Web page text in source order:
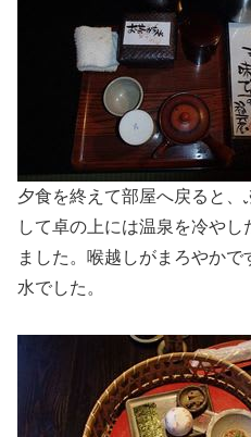
夕食を終えて部屋へ戻ると
して卓の上には温泉を冷や
ました。喉越しがまろやか
水でした。